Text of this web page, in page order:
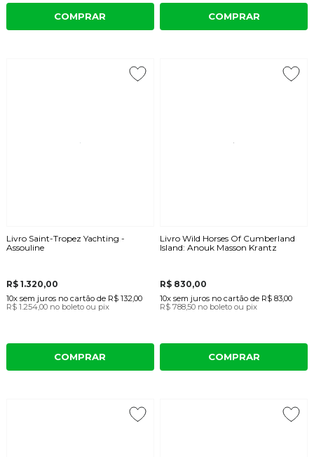
COMPRAR COMPRAR
Livro Saint-Tropez Yachting -
Assouline
R$ 1.320,00
10x sem juros no cartãode R$ 132,00
R$ 1.254,00 no boleto ou pix
COMPRAR
Livro Wild Horses Of Cumberland
Island: Anouk Masson Krantz
R$ 830,00
10x sem juros no cartão de R$ 83,00
R$ 788,50 no boleto ou pix
COMPRAR